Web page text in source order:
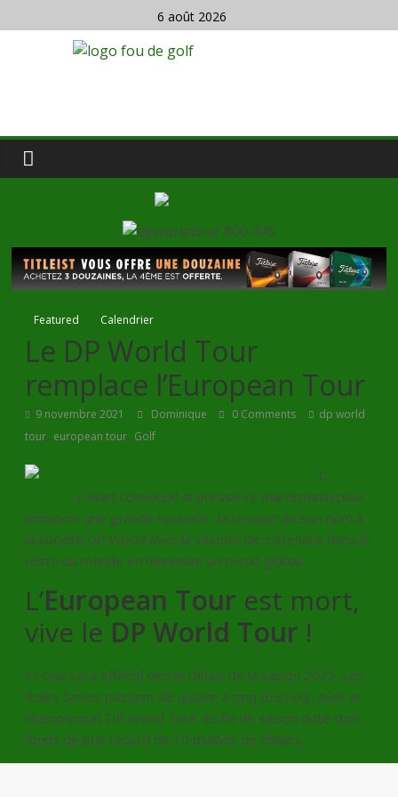
6 août 2026
Featured Calendrier
Le DP World Tour
remplace l’European Tour
9 novembre 2021 Dominique 0 Comments
dp world
tour, european tour, Golf
L’
r avait convoqué la presse ce mardi matin pour
annoncer une grande nouvelle : la cession de son nom à
la société DP World avec la volonté de s’étendre dans le
reste du monde en devenant un circuit global.
L’European Tour est mort,
vive le DP World Tour !
Et cela sera effectif dès le début de la saison 2022. Les
Rolex Series passent de quatre à cinq tournois, avec le
championnat DP World Tour de fin de saison doté d’un
fonds de prix record de 10 millions de dollars.